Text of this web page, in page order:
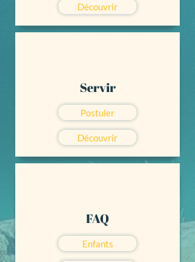
Découvrir
Servir
Postuler
Découvrir
FAQ
Enfants